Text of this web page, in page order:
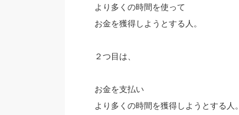
より多くの時間を使って
お金を獲得しようとする人。
２つ目は、
お金を支払い
より多くの時間を獲得しようとする人。